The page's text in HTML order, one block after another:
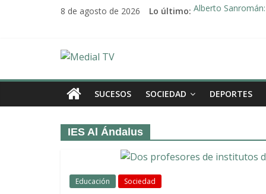
8 de agosto de 2026 Lo último: Alberto
Medial
TV
El
diario
televisión
SUCESOS SOCIEDAD DEPORTES
IES Al Ándalus
Educación Sociedad